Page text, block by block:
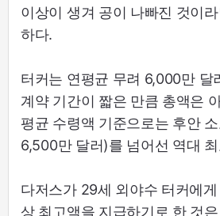
이상이 생겨 공이 나빠진 것이
하다.
터커는 연평균 무려 6,000만 달
계약 기간이 짧은 만큼 총액은
평균 수령액 기준으로는 후안
6,500만 달러)를 넘어선 역대
다저스가 29세 외야수 터커에
상 최고액을 지급하기로 한 것